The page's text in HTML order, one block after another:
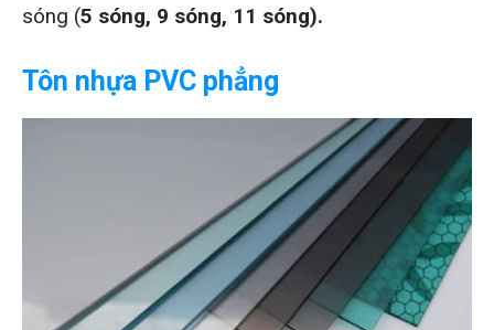
sóng (5 sóng, 9 sóng, 11 sóng).
Tôn nhựa PVC phẳng